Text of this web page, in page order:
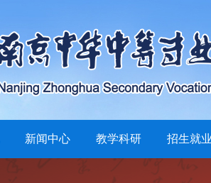
新闻中心 教学科研 招生就